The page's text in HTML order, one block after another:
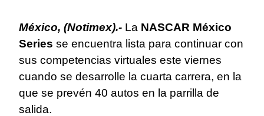
México, (Notimex).- La NASCAR México
Series se encuentra lista para continuar con
sus competencias virtuales este viernes
cuando se desarrolle la cuarta carrera, en la
que se prevén 40 autos en la parrilla de
salida.